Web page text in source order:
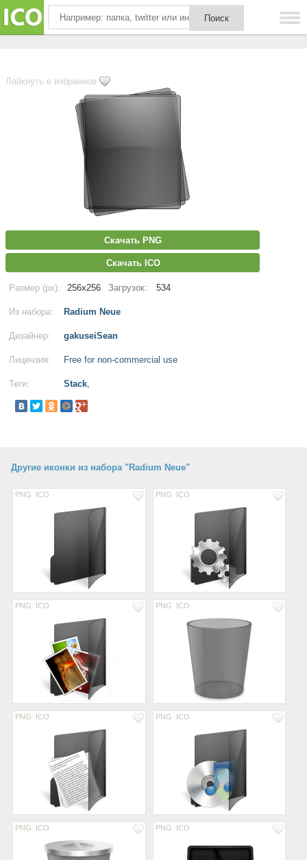
Лайкнуть в избранное
Скачать PNG
Скачать ICO
Размер (px): 256x256 Загрузок: 534
Из набора: Radium Neue
Дизайнер: gakuseiSean
Лицензия: Free for non-commercial use
Теги: Stack,
Другие иконки из набора "Radium Neue"
PNG ICO PNG ICO
PNG ICO PNG ICO
PNG ICO PNG ICO
PNG ICO PNG ICO